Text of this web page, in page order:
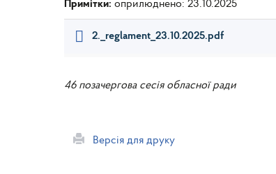
Примітки: оприлюднено: 23.10.2025
2._reglament_23.10.2025.pdf
46 позачергова сесія обласної ради
Версія для друку